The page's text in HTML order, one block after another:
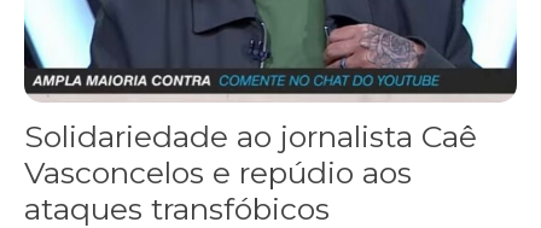
Solidariedade ao jornalista Caê
Vasconcelos e repúdio aos
ataques transfóbicos